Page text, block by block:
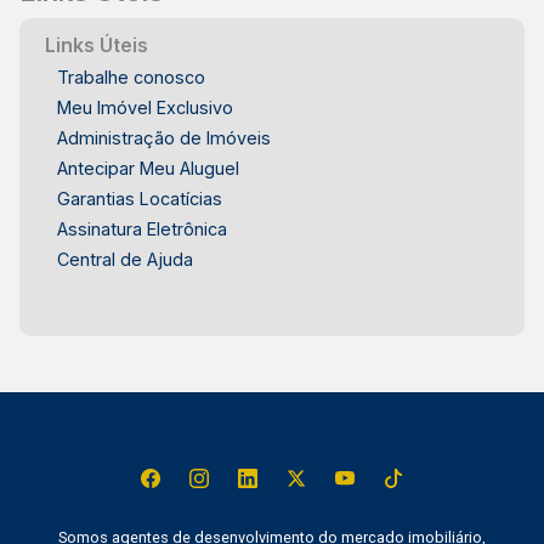
Links Úteis
Trabalhe conosco
Meu Imóvel Exclusivo
Administração de Imóveis
Antecipar Meu Aluguel
Garantias Locatícias
Assinatura Eletrônica
Central de Ajuda
Somos agentes de desenvolvimento do mercado imobiliário,